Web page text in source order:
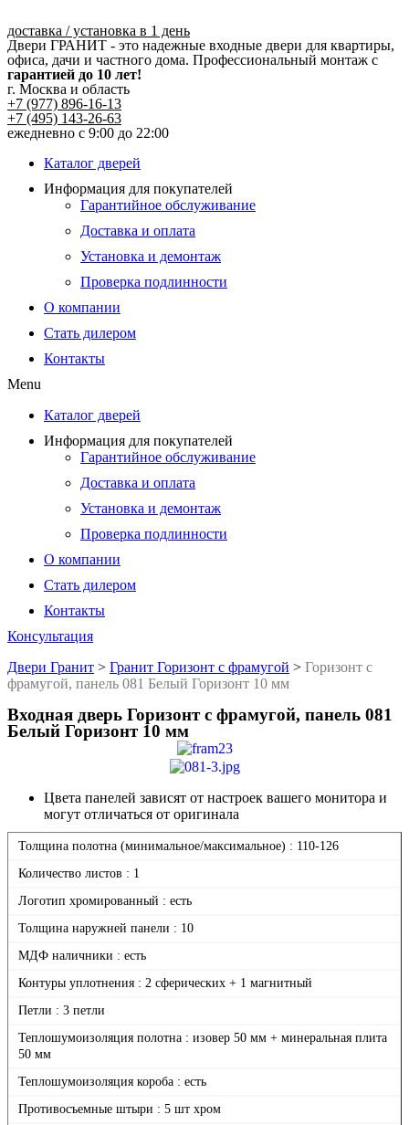
к
содержимому
доставка / установка в 1 день
Двери ГРАНИТ - это надежные входные двери для квартиры,
офиса, дачи и частного дома. Профессиональный монтаж с
гарантией до 10 лет!
г. Москва и область
+7 (977) 896-16-13
+7 (495) 143-26-63
ежедневно с 9:00 до 22:00
Каталог дверей
Информация для покупателей
Гарантийное обслуживание
Доставка и оплата
Установка и демонтаж
Проверка подлинности
О компании
Стать дилером
Контакты
Menu
Каталог дверей
Информация для покупателей
Гарантийное обслуживание
Доставка и оплата
Установка и демонтаж
Проверка подлинности
О компании
Стать дилером
Контакты
Консультация
Двери Гранит > Гранит Горизонт с фрамугой > Горизонт с
фрамугой, панель 081 Белый Горизонт 10 мм
Входная дверь Горизонт с фрамугой, панель 081
Белый Горизонт 10 мм
Цвета панелей зависят от настроек вашего монитора и
могут отличаться от оригинала
Толщина полотна (минимальное/максимальное) : 110-126
Количество листов : 1
Логотип хромированный : есть
Толщина наружней панели : 10
МДФ наличники : есть
Контуры уплотнения : 2 сферических + 1 магнитный
Петли : 3 петли
Теплошумоизоляция полотна : изовер 50 мм + минеральная плита
50 мм
Теплошумоизоляция короба : есть
Противосъемные штыри : 5 шт хром